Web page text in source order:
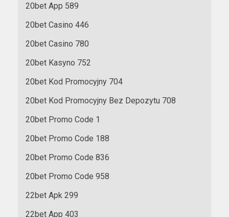
20bet App 589
20bet Casino 446
20bet Casino 780
20bet Kasyno 752
20bet Kod Promocyjny 704
20bet Kod Promocyjny Bez Depozytu 708
20bet Promo Code 1
20bet Promo Code 188
20bet Promo Code 836
20bet Promo Code 958
22bet Apk 299
22bet App 403